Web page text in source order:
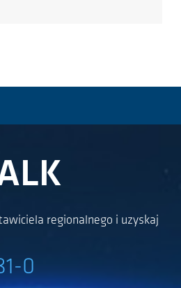
regionalnego i uzyskaj
0